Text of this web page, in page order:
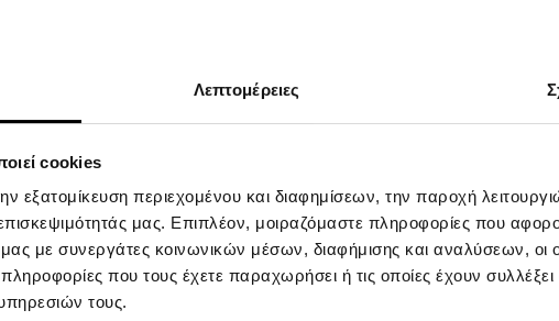
Λεπτομέρειες
cookies
εξατομίκευση περιεχομένου και διαφημίσεων, την παροχή
μας. Επιπλέον, μοιραζόμαστε πληροφορίες που
μας με συνεργάτες κοινωνικών μέσων, διαφήμισης και αναλύσεων, οι
που τους έχετε παραχωρήσει ή τις οποίες έχουν
τους.
-
Και
Tommy Hilfiger 1781978 -
Unisex ρολόι
ΡΟΛΟΓΙΑ - Για Άνδρες Και
Γυναίκες
Tommy Hilfiger
Unisex ρολόι
ΡΟΛΟΓΙΑ - Για
Γυναίκες